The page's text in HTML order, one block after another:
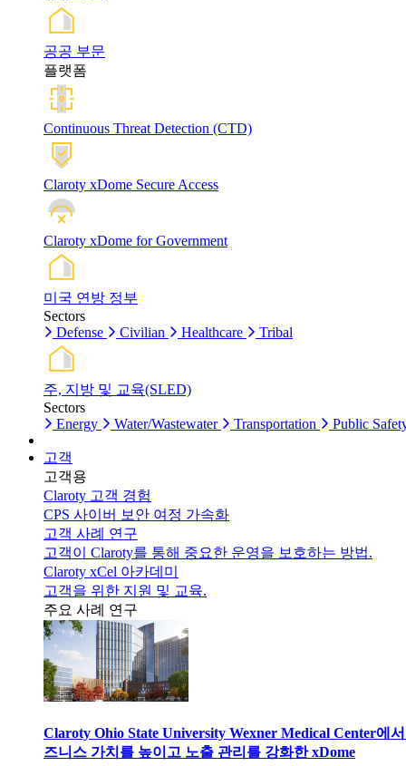
공공 부문
플랫폼
Continuous Threat Detection (CTD)
Claroty xDome Secure Access
Claroty xDome for Government
미국 연방 정부
Sectors
Defense
Civilian Healthcare Tribal
주, 지방 및 교육(SLED)
Sectors
Energy
Water/Wastewater Transportation Public
고객
고객용
Claroty 고객 경험
CPS 사이버 보안 여정 가속화
고객 사례 연구
고객이 Claroty를 통해 중요한 운영을 보호하는 방법.
Claroty xCel 아카데미
고객을 위한 지원 및 교육.
주요 사례 연구
Claroty Ohio State University Wexner Medical Center에
즈니스 가치를 높이고 노출 관리를 강화한 xDome